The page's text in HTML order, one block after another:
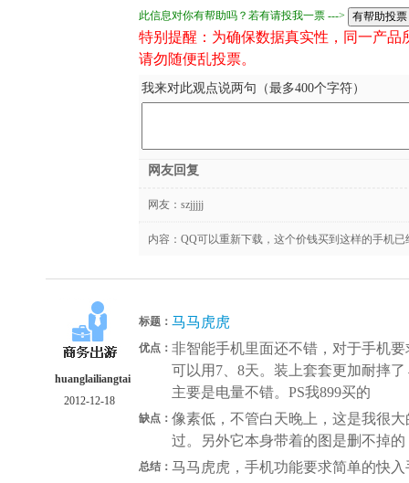
此信息对你有帮助吗？若有请投我一票 --->
特别提醒：为确保数据真实性，同一产
请勿随便乱投票。
我来对此观点说两句（最多400个字符）
网友回复
网友： szjjjjj
内容：QQ可以重新下载，这个价钱买到这样的手机
huanglailiangtai
2012-12-18
标题： 马马虎虎
优点： 非智能手机里面还不错，对于手机
可以用7、8天。装上套套更加耐摔
主要是电量不错。PS我899买的
缺点： 像素低，不管白天晚上，这是我很
过。另外它本身带着的图是删不掉
总结： 马马虎虎，手机功能要求简单的快入